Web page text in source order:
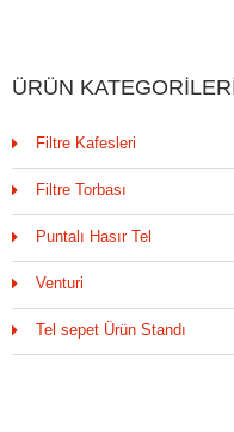
ÜRÜN
Filtre Kafesleri
Filtre Torbası
Puntalı Hasır Tel
Venturi
Tel sepet Ürün Standı